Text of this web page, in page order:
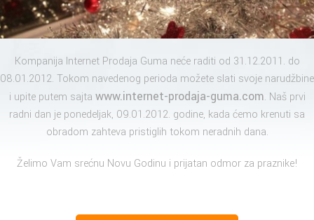
Kompanija Internet Prodaja Guma neće raditi od 31.12.2011. do
08.01.2012. Tokom navedenog perioda možete slati svoje narudžbine
i upite putem sajta www.internet-prodaja-guma.com. Naš prvi
radni dan je ponedeljak, 09.01.2012. godine, kada ćemo krenuti sa
obradom zahteva pristiglih tokom neradnih dana.
Želimo Vam srećnu Novu Godinu i prijatan odmor za praznike!